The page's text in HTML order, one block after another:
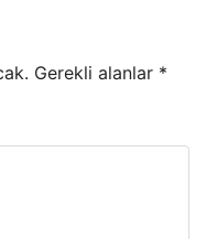
Gerekli alanlar *